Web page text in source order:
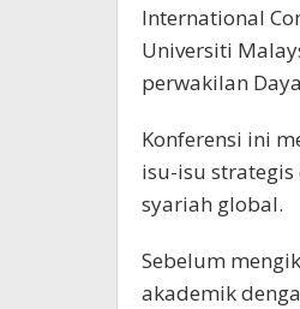
International
Universiti
perwakilan
Konferensi ini
isu-isu
syariah global.
Sebelum
akademik